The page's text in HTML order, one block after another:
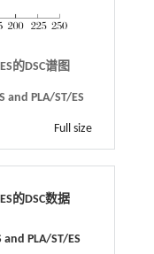
的DSC谱图
and PLA/ST/ES
Full size
的DSC数据
and PLA/ST/ES